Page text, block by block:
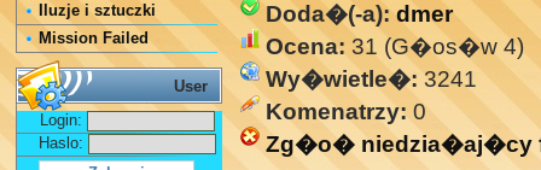
Iluzje i sztuczki
Mission Failed
User
Login:
Haslo:
Doda�(-a): dmer
Ocena: 31 (G�os�w 4)
Wy�wietle�: 3241
Komenatrzy: 0
Zg�o� niedzia�aj�cy